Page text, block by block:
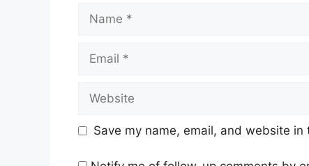
Name
Email
Website
Save my name, email, and website